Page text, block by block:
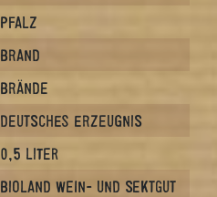
PFALZ
BRAND
BRÄNDE
DEUTSCHES ERZEUGNIS
0,5 LITER
BIOLAND WEIN- UND SEKTGUT